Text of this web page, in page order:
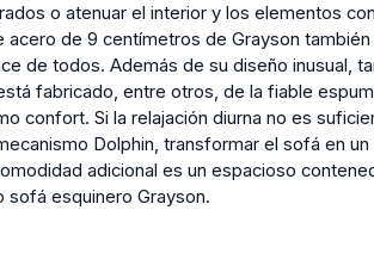
o atenuar el interior y los elementos
de 9 centímetros de Grayson también
de todos. Además de su diseño inusual,
fabricado, entre otros, de la fiable
confort. Si la relajación diurna no es
Dolphin, transformar el sofá en
adicional es un espacioso
esquinero Grayson.